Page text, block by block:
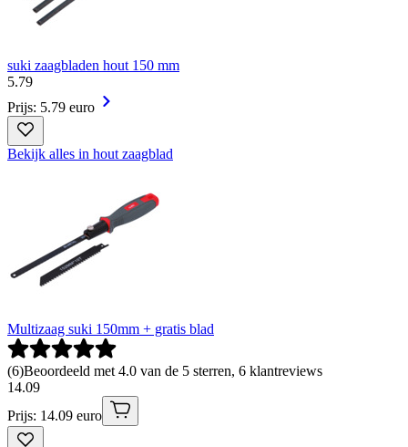
suki zaagbladen hout 150 mm
5.79
Prijs: 5.79 euro
Bekijk alles in hout zaagblad
Multizaag suki 150mm + gratis blad
(6)Beoordeeld met 4.0 van de 5 sterren, 6 klantreviews
14.09
Prijs: 14.09 euro